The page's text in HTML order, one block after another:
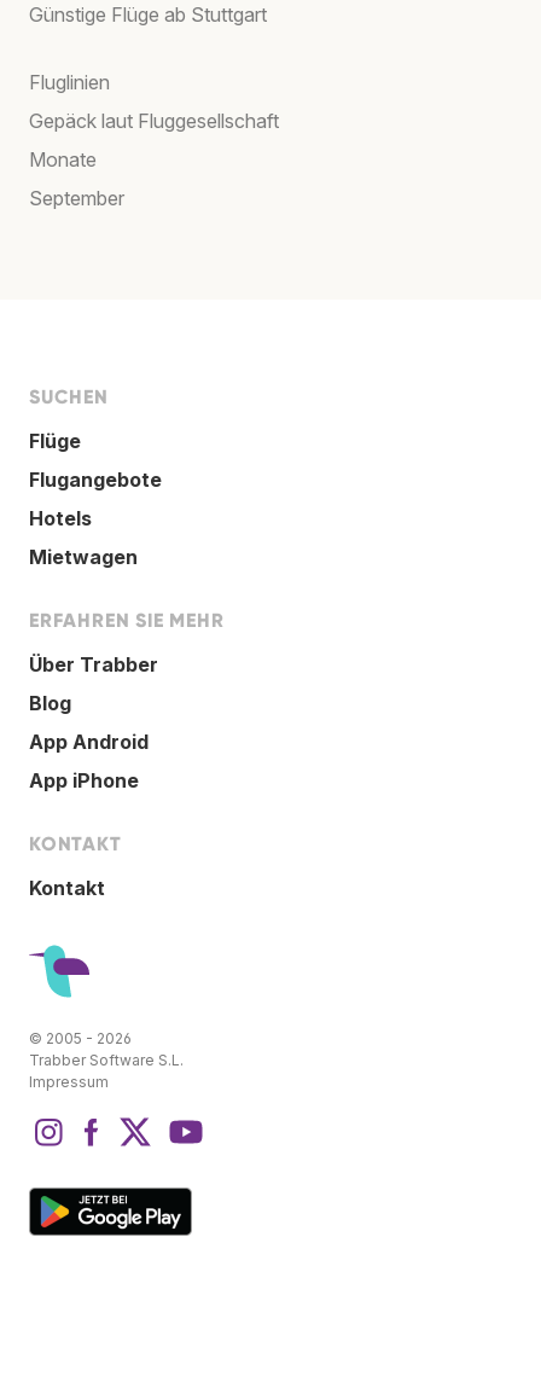
Günstige Flüge ab Stuttgart
Fluglinien
Gepäck laut Fluggesellschaft
Monate
September
SUCHEN
Flüge
Flugangebote
Hotels
Mietwagen
ERFAHREN SIE MEHR
Über Trabber
Blog
App Android
App iPhone
KONTAKT
Kontakt
© 2005 - 2026
Trabber Software S.L.
Impressum